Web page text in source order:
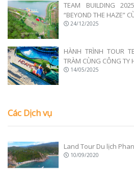
TEAM BUILDING
“BEYOND THE HAZE”
24/12/2025
HÀNH TRÌNH TOUR
TRÀM CÙNG CÔNG TY
14/05/2025
Các Dịch vụ
Land Tour Du lịch
10/09/2020